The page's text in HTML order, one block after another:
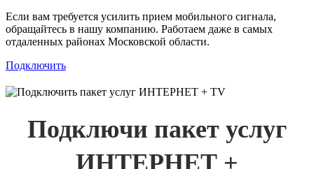
Если вам требуется усилить прием мобильного сигнала,
обращайтесь в нашу компанию. Работаем даже в самых
отдаленных районах Московской области.
Подключить
Подключи пакет услуг
ИНТЕРНЕТ +